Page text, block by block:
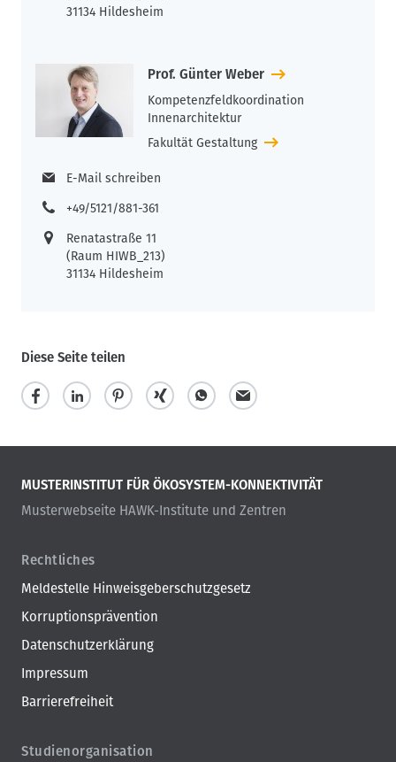
31134 Hildesheim
Prof. Günter Weber
Kompetenzfeldkoordination
Innenarchitektur
Fakultät Gestaltung
E-Mail schreiben
+49/5121/881-361
Renatastraße 11
(Raum HIWB_213)
31134 Hildesheim
Diese Seite teilen
MUSTERINSTITUT FÜR ÖKOSYSTEM-KONNEKTIVITÄT
Musterwebseite HAWK-Institute und Zentren
Rechtliches
Meldestelle Hinweisgeberschutzgesetz
Korruptionsprävention
Datenschutzerklärung
Impressum
Barrierefreiheit
Studienorganisation